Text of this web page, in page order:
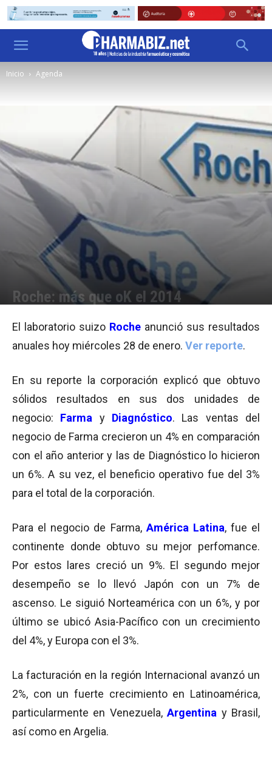
Inicio Agenda
Roche: más que oK el 2014
El laboratorio suizo Roche anunció sus resultados
anuales hoy miércoles 28 de enero. Ver reporte.
En su reporte la corporación explicó que obtuvo
sólidos resultados en sus dos unidades de
negocio: Farma y Diagnóstico. Las ventas del
negocio de Farma crecieron un 4% en comparación
con el año anterior y las de Diagnóstico lo hicieron
un 6%. A su vez, el beneficio operativo fue del 3%
para el total de la corporación.
Para el negocio de Farma, América Latina, fue el
continente donde obtuvo su mejor perfomance.
Por estos lares creció un 9%. El segundo mejor
desempeño se lo llevó Japón con un 7% de
ascenso. Le siguió Norteamérica con un 6%, y por
último se ubicó Asia-Pacífico con un crecimiento
del 4%, y Europa con el 3%.
La facturación en la región Internacional avanzó un
2%, con un fuerte crecimiento en Latinoamérica,
particularmente en Venezuela,Argentina y Brasil,
así como en Argelia.